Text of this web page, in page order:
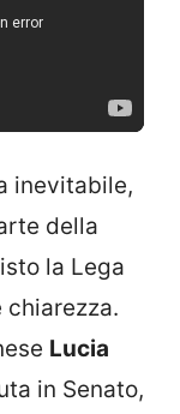
inevitabile,
della
la Lega
Lucia
in Senato,